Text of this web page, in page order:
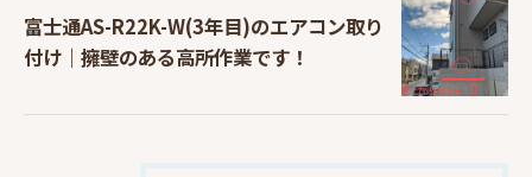
富士通AS-R22K-W(3年目)のエアコン取り
付け｜擁壁のある高所作業です！